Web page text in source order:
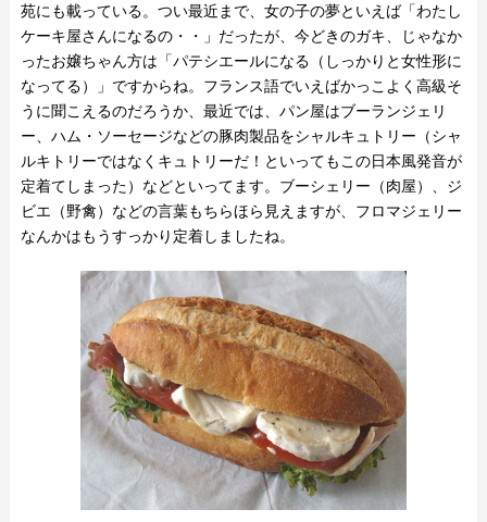
苑にも載っている。つい最近まで、女の子の夢といえば「わたし
ケーキ屋さんになるの・・」だったが、今どきのガキ、じゃなか
ったお嬢ちゃん方は「パテシエールになる（しっかりと女性形に
なってる）」ですからね。フランス語でいえばかっこよく高級そ
うに聞こえるのだろうか、最近では、パン屋はブーランジェリ
ー、ハム・ソーセージなどの豚肉製品をシャルキュトリー（シャ
ルキトリーではなくキュトリーだ！といってもこの日本風発音が
定着てしまった）などといってます。ブーシェリー（肉屋）、ジ
ビエ（野禽）などの言葉もちらほら見えますが、フロマジェリー
なんかはもうすっかり定着しましたね。